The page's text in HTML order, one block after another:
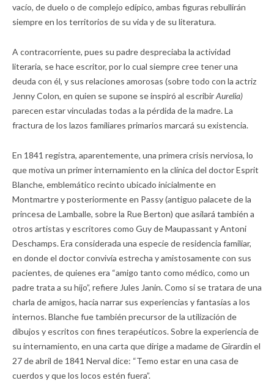
vacío, de duelo o de complejo edípico, ambas figuras rebullirán
siempre en los territorios de su vida y de su literatura.
A contracorriente, pues su padre despreciaba la actividad
literaria, se hace escritor, por lo cual siempre cree tener una
deuda con él, y sus relaciones amorosas (sobre todo con la actriz
Jenny Colon, en quien se supone se inspiró al escribirAurelia)
parecen estar vinculadas todas a la pérdida de la madre. La
fractura de los lazos familiares primarios marcará su existencia.
En 1841 registra, aparentemente, una primera crisis nerviosa, lo
que motiva un primer internamiento en la clínica del doctor Esprit
Blanche, emblemático recinto ubicado inicialmente en
Montmartre y posteriormente en Passy (antiguo palacete de la
princesa de Lamballe, sobre la Rue Berton) que asilará también a
otros artistas y escritores como Guy de Maupassant y Antoni
Deschamps. Era considerada una especie de residencia familiar,
en donde el doctor convivía estrecha y amistosamente con sus
pacientes, de quienes era “amigo tanto como médico, como un
padre trata a su hijo”, refiere Jules Janin. Como si se tratara de una
charla de amigos, hacía narrar sus experiencias y fantasías a los
internos. Blanche fue también precursor de la utilización de
dibujos y escritos con fines terapéuticos. Sobre la experiencia de
su internamiento, en una carta que dirige a madame de Girardin el
27 de abril de 1841 Nerval dice: “Temo estar en una casa de
cuerdos y que los locos estén fuera”.